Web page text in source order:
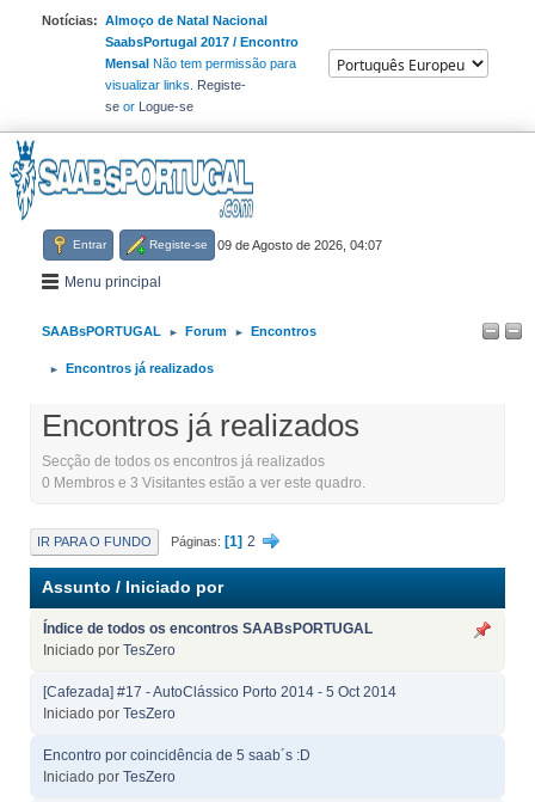
Notícias: Almoço de Natal Nacional
SaabsPortugal 2017 / Encontro
MensalNão tem permissão para
visualizar links. Registe-
se or Logue-se
09 de Agosto de 2026, 04:07
Entrar Registe-se
Menu principal
SAABsPORTUGAL ► Forum ► Encontros
► Encontros já realizados
Encontros já realizados
Secção de todos os encontros já realizados
0 Membros e 3 Visitantes estão a ver este quadro.
IR PARA O FUNDO Páginas 1 2
Assunto / Iniciado por
Índice de todos os encontros SAABsPORTUGAL
Iniciado por TesZero
[Cafezada] #17 - AutoClássico Porto 2014 - 5 Oct 2014
Iniciado por TesZero
Encontro por coincidência de 5 saab´s :D
Iniciado por TesZero